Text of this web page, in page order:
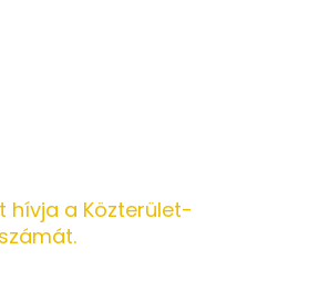
hívja a Közterület-